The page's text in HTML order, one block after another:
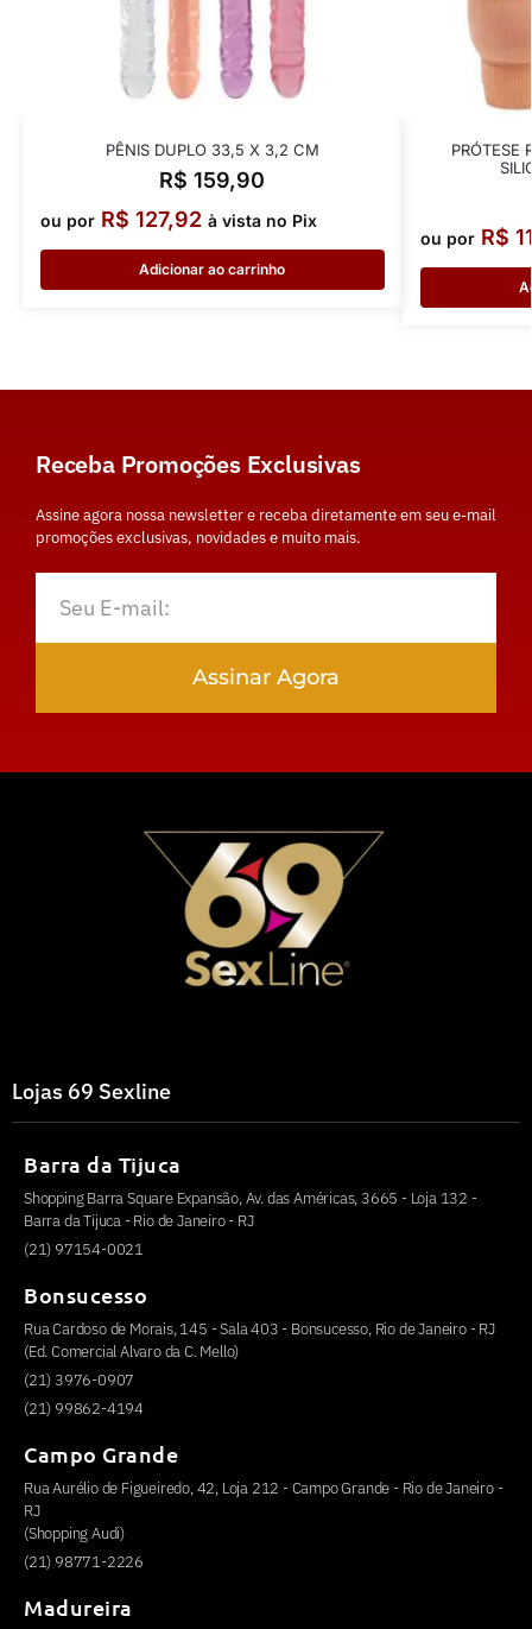
PÊNIS DUPLO 33,5 X 3,2 CM
R$ 159,90
ou por R$ 127,92 à vista no Pix
Adicionar ao carrinho
PRÓTESE
ou por R$
Receba Promoções Exclusivas
Assine agora nossa newsletter e receba diretamente em seu e-mail
promoções exclusivas, novidades e muito mais.
Assinar Agora
Lojas 69 Sexline
Barra da Tijuca
Shopping Barra Square Expansão, Av. das Américas, 3665 - Loja 132 -
Barra da Tijuca - Rio de Janeiro - RJ
(21) 97154-0021
Bonsucesso
Rua Cardoso de Morais, 145 - Sala 403 - Bonsucesso, Rio de Janeiro - RJ
(Ed. Comercial Alvaro da C. Mello)
(21) 3976-0907
(21) 99862-4194
Campo Grande
Rua Aurélio de Figueiredo, 42, Loja 212 - Campo Grande - Rio de Janeiro -
RJ
(Shopping Audi)
(21) 98771-2226
Madureira